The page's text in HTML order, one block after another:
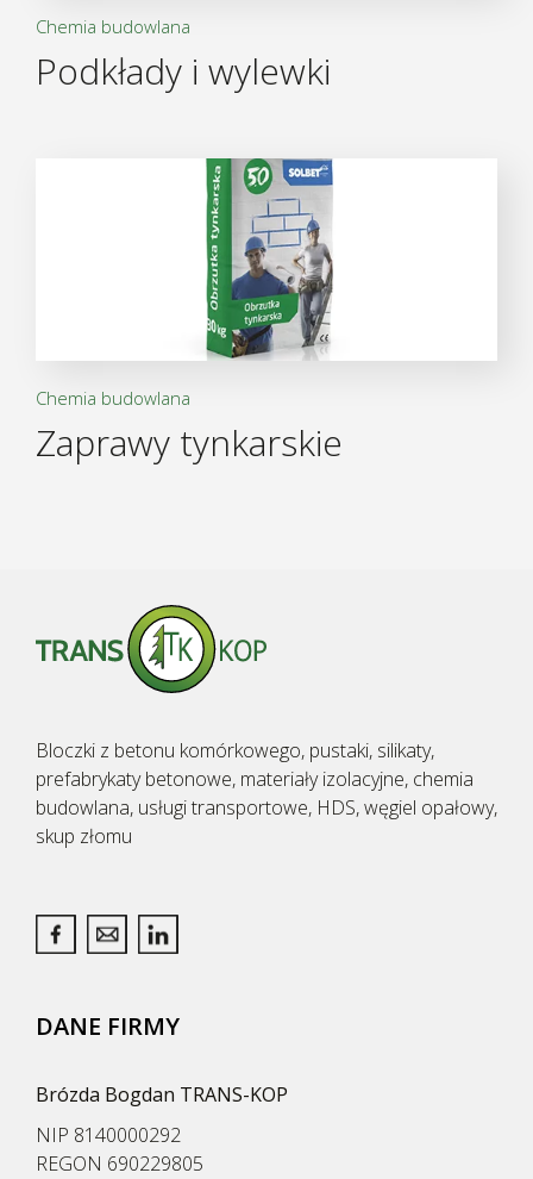
Chemia budowlana
Podkłady i wylewki
Chemia budowlana
Zaprawy tynkarskie
Bloczki z betonu komórkowego, pustaki, silikaty,
prefabrykaty betonowe, materiały izolacyjne, chemia
budowlana, usługi transportowe, HDS, węgiel opałowy,
skup złomu
DANE FIRMY
Brózda Bogdan TRANS-KOP
NIP 8140000292
REGON 690229805